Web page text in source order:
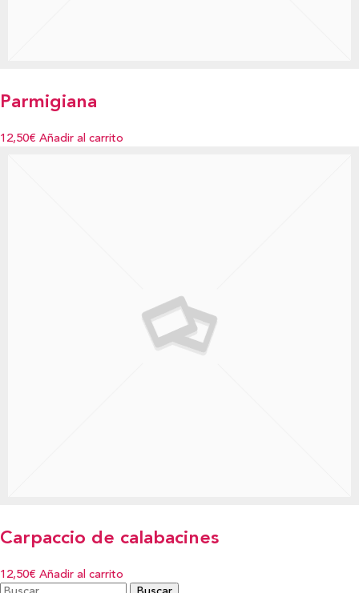
Parmigiana
12,50€ Añadir al carrito
Carpaccio de calabacines
12,50€ Añadir al carrito
Buscar: